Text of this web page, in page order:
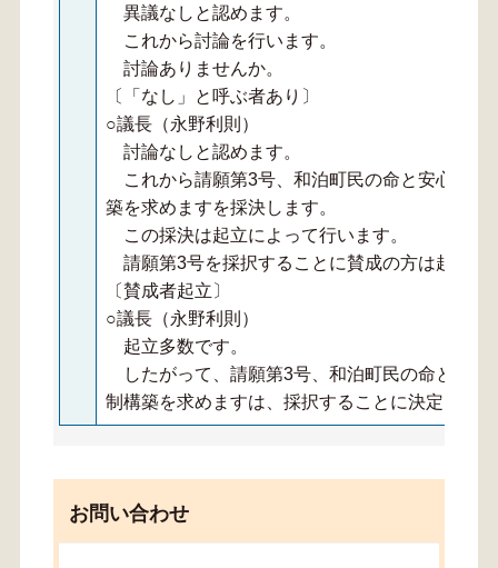
異議なしと認めます。
これから討論を行います。
討論ありませんか。
〔「なし」と呼ぶ者あり〕
○議長（永野利則）
討論なしと認めます。
これから請願第3号、和泊町民の命と安心を確
築を求めますを採決します。
この採決は起立によって行います。
請願第3号を採択することに賛成の方は起立願
〔賛成者起立〕
○議長（永野利則）
起立多数です。
したがって、請願第3号、和泊町民の命と安心
制構築を求めますは、採択することに決定しま
お問い合わせ